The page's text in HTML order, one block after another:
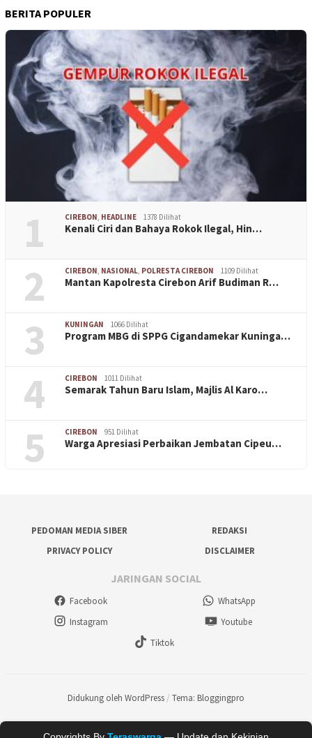
BERITA POPULER
1 CIREBON, HEADLINE 1378 Dilihat
Kenali Ciri dan Bahaya Rokok Ilegal, Hin…
2 CIREBON, NASIONAL, POLRESTA CIREBON 1109 Dilihat
Mantan Kapolresta Cirebon Arif Budiman R…
3 KUNINGAN 1066 Dilihat
Program MBG di SPPG Cigandamekar Kuninga…
4 CIREBON 1011 Dilihat
Semarak Tahun Baru Islam, Majlis Al Karo…
5 CIREBON 951 Dilihat
Warga Apresiasi Perbaikan Jembatan Cipeu…
PEDOMAN MEDIA SIBER
REDAKSI
PRIVACY POLICY
DISCLAIMER
JARINGAN SOCIAL
Facebook
WhatsApp
Instagram
Youtube
Tiktok
Didukung oleh WordPress/ Tema: Bloggingpro